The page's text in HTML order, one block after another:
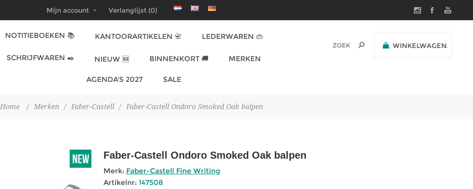
Mijn account Verlanglijst (0)
WINKELWAGEN
NOTITIEBOEKEN 📚 KANTOORARTIKELEN 📇 LEDERWAREN 👜
SCHRIJFWAREN ✒️ NIEUW 🆕 BINNENKORT 🚚 MERKEN
AGENDA'S 2027 SALE
Home / Merken / Faber-Castell / Faber-Castell Ondoro Smoked Oak balpen
Faber-Castell Ondoro Smoked Oak balpen
Merk: Faber-Castell Fine Writing
Artikelnr: 147508